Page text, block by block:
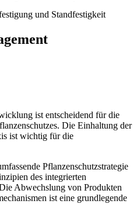
und Standfestigkeit
ist entscheidend für die
Die Einhaltung der
ist wichtig für die
Pflanzenschutzstrategie
des integrierten
Abwechslung von Produkten
ist eine grundlegende